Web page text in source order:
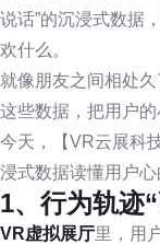
说话”的沉浸式数据
欢什么。
就像朋友之间相处
这些数据，把用户的
今天，【VR云展科
浸式数据读懂用户心
1、行为轨迹
VR虚拟展厅里，用